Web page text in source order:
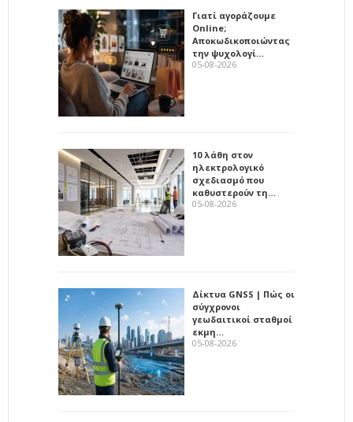
Γιατί αγοράζουμε
Online;
Αποκωδικοποιώντας
την ψυχολογί…
05-08-2026
10 λάθη στον
ηλεκτρολογικό
σχεδιασμό που
καθυστερούν τη…
05-08-2026
Δίκτυα GNSS | Πώς οι
σύγχρονοι
γεωδαιτικοί σταθμοί
εκμη…
05-08-2026